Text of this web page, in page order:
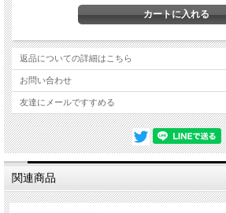
時計が止まってしまった場合は再度、セッディングを
ムーンフェーズはダイヤルの月の中央にある時が満
当店取り扱いのドイツ・ヘルムレ製品について、素
ツ現地で製造させたオリジナル商品です。
商品詳細
■サイズ
H195×W49×奥行き25cm
■素材
クルミ材、マホガニー材、真鍮
機械式８日巻き（一週間）ケープルドラ
■保証
無償にて保証致します。
返品についての詳細はこちら
お問い合わせ
友達にメールですすめる
関連商品